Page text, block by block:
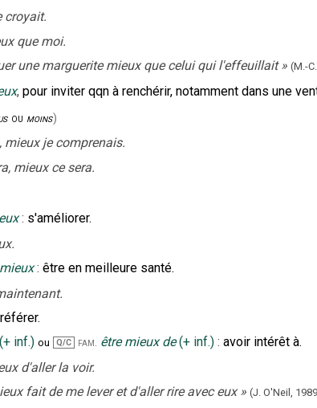
croyait.
que moi.
une marguerite mieux que celui qui l'effeuillait » (M.-
, pour inviter qqn à renchérir, notamment dans une
ou moins)
mieux je comprenais.
mieux ce sera.
: s'améliorer.
: être en meilleure santé.
(+ inf.) ou Q/C fam. être mieux de (+ inf.) : avoir intérêt à.
d'aller la voir.
fait de me lever et d'aller rire avec eux » (J. O'Neil,